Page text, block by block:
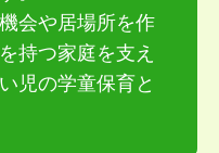
会や居場所を作
持つ家庭を⽀え
児の学童保育と